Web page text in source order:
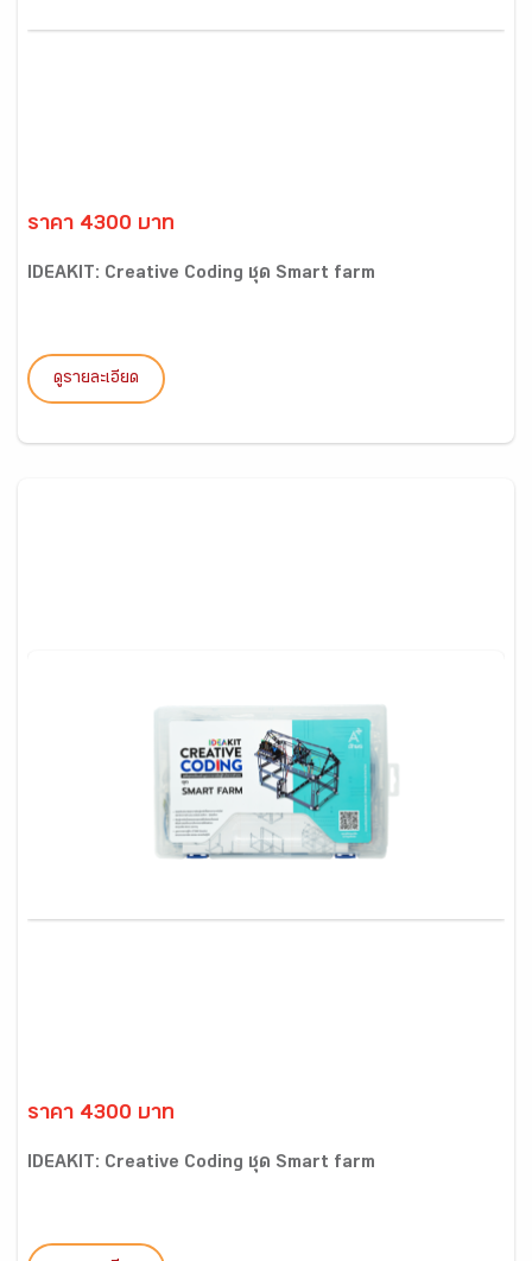
ราคา 4300 บาท
IDEAKIT: Creative Coding ชุด Smart farm
ดูรายละเอียด
ราคา 4300 บาท
IDEAKIT: Creative Coding ชุด Smart farm